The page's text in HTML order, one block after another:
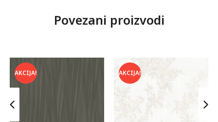
Povezani proizvodi
AKCIJA! AKCIJA!